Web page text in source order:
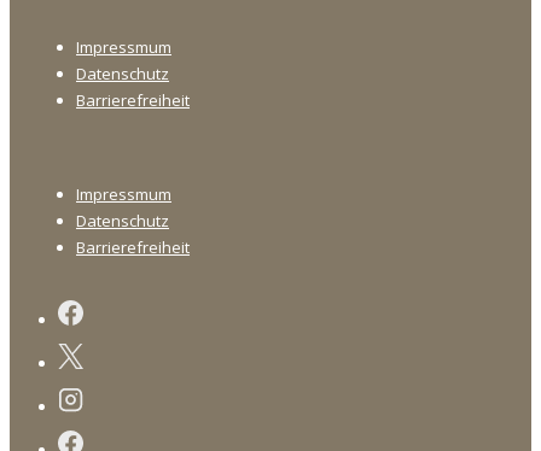
kurze
Geschichte
des
MenüImpressmum
Datenschutz
Barrierefreiheit
MenüImpressmum
Datenschutz
Barrierefreiheit